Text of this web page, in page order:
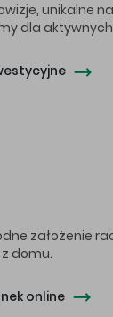
unikalne
dla
założenie
domu.
online